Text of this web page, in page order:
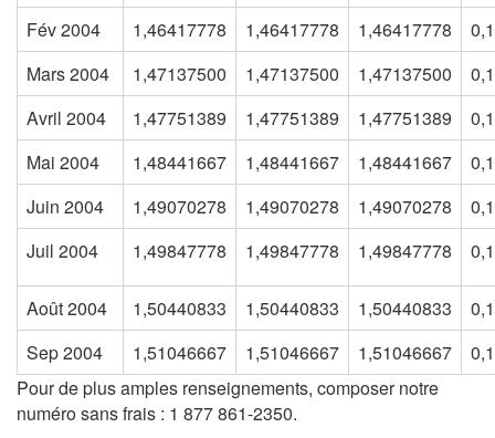
Fév 2004
1,46417778 1,46417778 1,46417778
Mars 2004
1,47137500 1,47137500 1,47137500
Avril 2004
1,47751389 1,47751389 1,47751389
Mai 2004
1,48441667 1,48441667 1,48441667
Juin 2004
1,49070278 1,49070278 1,49070278
Juil 2004
1,49847778 1,49847778 1,49847778
Août 2004 1,50440833 1,50440833 1,50440833
Sep 2004
1,51046667 1,51046667 1,51046667
Pour de plus amples renseignements, composer notre
numéro sans frais : 1 877 861-2350.